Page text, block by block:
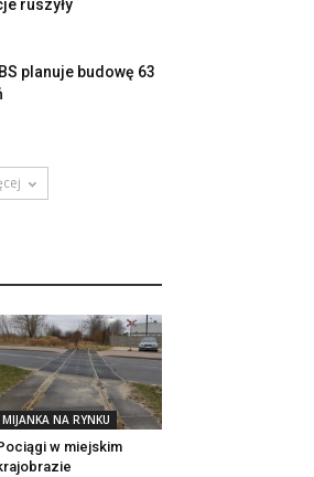
ruszyły
planuje budowę 63
MIJANKA NA RYNKU
w miejskim